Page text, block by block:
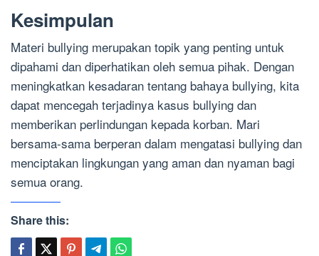
Kesimpulan
Materi bullying merupakan topik yang penting untuk
dipahami dan diperhatikan oleh semua pihak. Dengan
meningkatkan kesadaran tentang bahaya bullying, kita
dapat mencegah terjadinya kasus bullying dan
memberikan perlindungan kepada korban. Mari
bersama-sama berperan dalam mengatasi bullying dan
menciptakan lingkungan yang aman dan nyaman bagi
semua orang.
Share this: